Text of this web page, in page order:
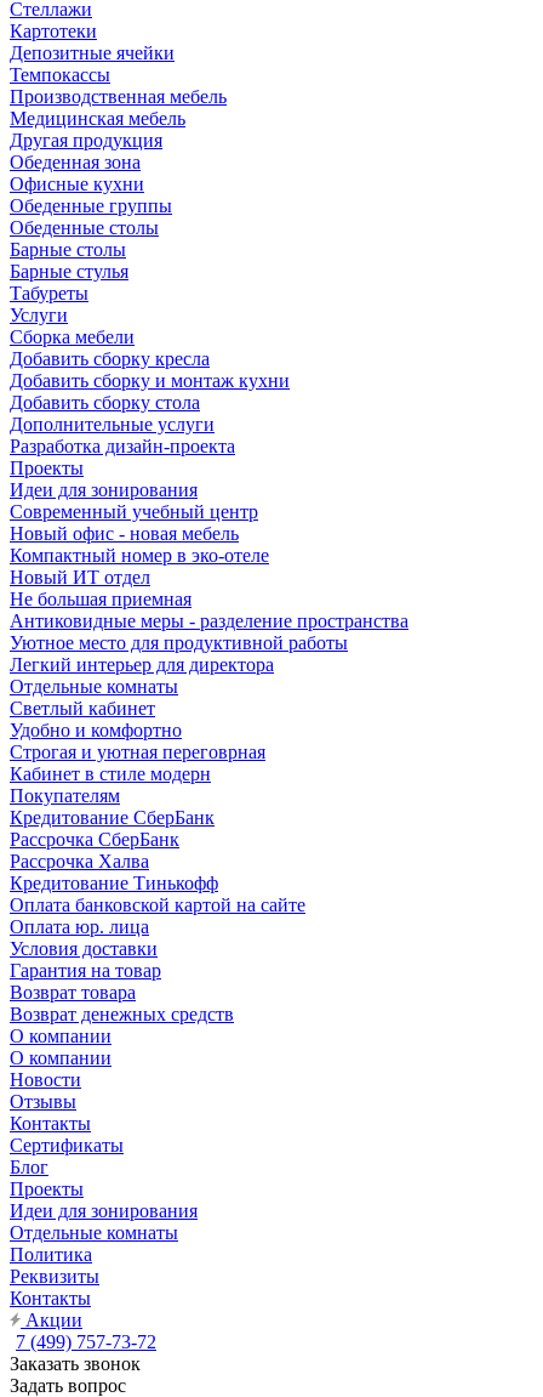
Стеллажи
Картотеки
Депозитные ячейки
Темпокассы
Производственная мебель
Медицинская мебель
Другая продукция
Обеденная зона
Офисные кухни
Обеденные группы
Обеденные столы
Барные столы
Барные стулья
Табуреты
Услуги
Сборка мебели
Добавить сборку кресла
Добавить сборку и монтаж кухни
Добавить сборку стола
Дополнительные услуги
Разработка дизайн-проекта
Проекты
Идеи для зонирования
Современный учебный центр
Новый офис - новая мебель
Компактный номер в эко-отеле
Новый ИТ отдел
Не большая приемная
Антиковидные меры - разделение пространства
Уютное место для продуктивной работы
Легкий интерьер для директора
Отдельные комнаты
Светлый кабинет
Удобно и комфортно
Строгая и уютная переговрная
Кабинет в стиле модерн
Покупателям
Кредитование СберБанк
Рассрочка СберБанк
Рассрочка Халва
Кредитование Тинькофф
Оплата банковской картой на сайте
Оплата юр. лица
Условия доставки
Гарантия на товар
Возврат товара
Возврат денежных средств
О компании
О компании
Новости
Отзывы
Контакты
Сертификаты
Блог
Проекты
Идеи для зонирования
Отдельные комнаты
Политика
Реквизиты
Контакты
Акции
7 (499) 757-73-72
Заказать звонок
Задать вопрос